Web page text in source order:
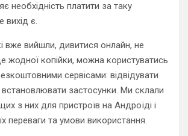
необхідність платити за таку
вихід є.
вже вийшли, дивитися онлайн, не
жодної копійки, можна користуватись
сервісами: відвідувати
застосунки. Ми склали
з них для пристроїв на Андроїді і
переваги та умови використання.